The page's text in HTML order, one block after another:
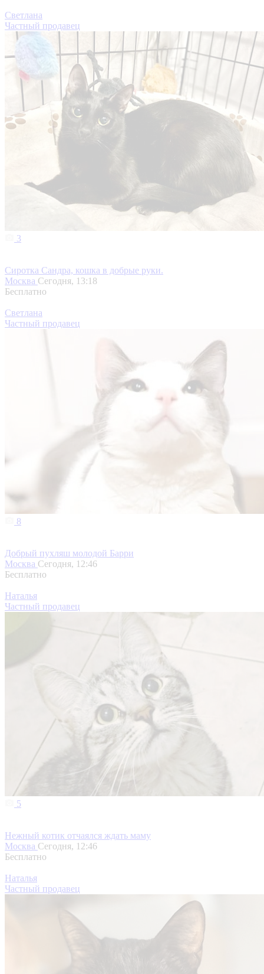
Светлана
Частный продавец
3
Сиротка Сандра, кошка в добрые руки.
Москва Сегодня, 13:18
Бесплатно
Светлана
Частный продавец
8
Добрый пухляш молодой Барри
Москва Сегодня, 12:46
Бесплатно
Наталья
Частный продавец
5
Нежный котик отчаялся ждать маму
Москва Сегодня, 12:46
Бесплатно
Наталья
Частный продавец